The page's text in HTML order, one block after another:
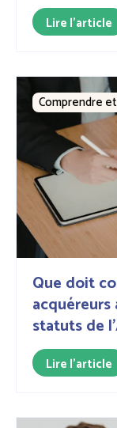
Lire l'article
Que doit
statuts de
Comprendre
Lire l'article